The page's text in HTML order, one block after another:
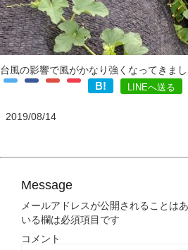
台風の影響で風がかなり強くなってきまし
B! LINEへ送る
2019/08/14
Message
メールアドレスが公開されることはあ
いる欄は必須項目です
コメント